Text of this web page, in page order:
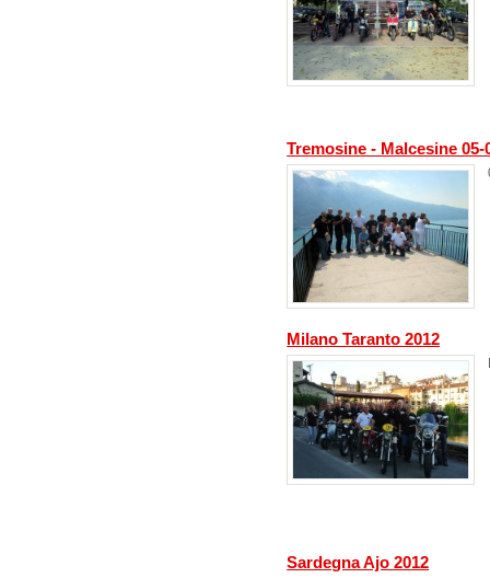
Tremosine - Malcesine 05-
Milano Taranto 2012
Sardegna Ajo 2012